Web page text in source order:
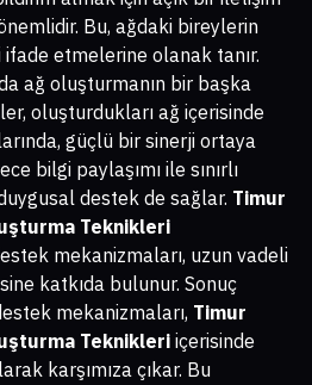
Bu, ağdaki bireylerin
etmelerine olanak tanır.
ağ oluşturmanın bir başka
oluşturdukları ağ içerisinde
güçlü bir sinerji ortaya
bilgi paylaşımı ile sınırlı
destek de sağlar. Timur
Teknikleri
mekanizmaları, uzun vadeli
katkıda bulunur. Sonuç
mekanizmaları, Timur
Teknikleri içerisinde
karşımıza çıkar. Bu